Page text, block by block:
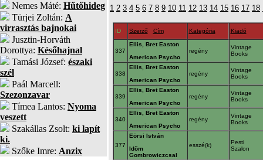
Nemes Máté: Hűtőhideg
Türjei Zoltán: A
virrasztás bajnokai
Jusztin-Horváth
Dorottya: Későhajnal
Tamási József: északi
szél
Paál Marcell:
Szezonzavar
Tímea Lantos: Nyoma
veszett
Szakállas Zsolt: ki lapít
ki.
Szőke Imre: Anzix
1 2 3 4 5 6 7 8 9 10 11 12 13 14 15 16 17 18
ID Szerző Cím Kategória Kiadó
337
Ellis, Bret Easton
American Psycho
regény
Vintage
Books
338
Ellis, Bret Easton
American Psycho
regény
Vintage
Books
339
Ellis, Bret Easton
American Psycho
regény
Vintage
Books
340
Ellis, Bret Easton
American Psycho
regény
Vintage
Books
377
Eörsi István
Idõm
Gombrowiczcsal
esszé(k)
Pesti
Szalon